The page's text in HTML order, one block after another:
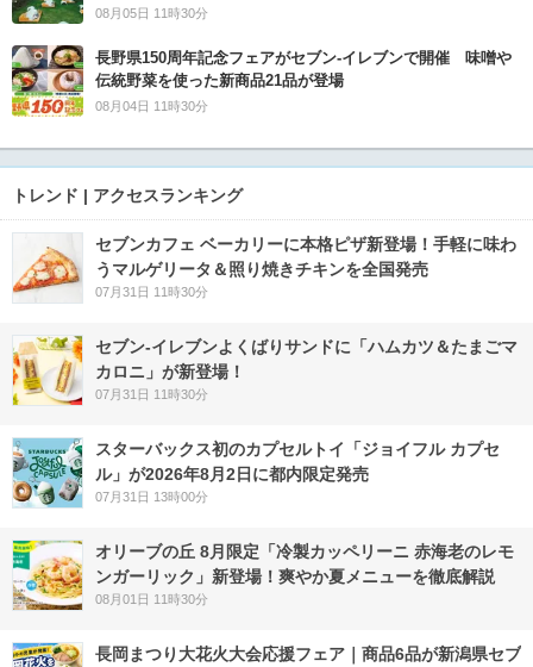
08月05日 11時30分
長野県150周年記念フェアがセブン-イレブンで開催 味噌や
伝統野菜を使った新商品21品が登場
08月04日 11時30分
トレンド | アクセスランキング
セブンカフェ ベーカリーに本格ピザ新登場！手軽に味わ
うマルゲリータ＆照り焼きチキンを全国発売
07月31日 11時30分
セブン‐イレブンよくばりサンドに「ハムカツ＆たまごマ
カロニ」が新登場！
07月31日 11時30分
スターバックス初のカプセルトイ「ジョイフル カプセ
ル」が2026年8月2日に都内限定発売
07月31日 13時00分
オリーブの丘 8月限定「冷製カッペリーニ 赤海老のレモ
ンガーリック」新登場！爽やか夏メニューを徹底解説
08月01日 11時30分
長岡まつり大花火大会応援フェア｜商品6品が新潟県セブ